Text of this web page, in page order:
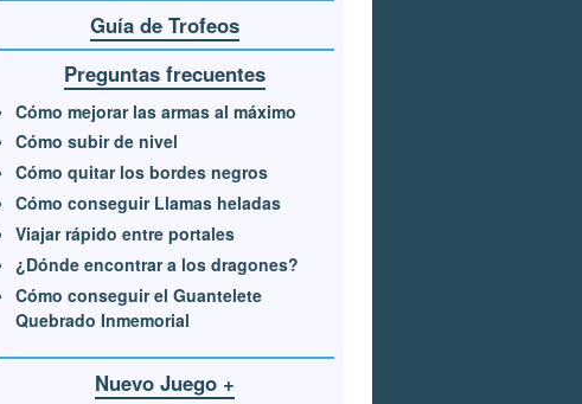
Guía de Trofeos
Preguntas frecuentes
Cómo mejorar las armas al máximo
Cómo subir de nivel
Cómo quitar los bordes negros
Cómo conseguir Llamas heladas
Viajar rápido entre portales
¿Dónde encontrar a los dragones?
Cómo conseguir el Guantelete
Quebrado Inmemorial
Nuevo Juego +